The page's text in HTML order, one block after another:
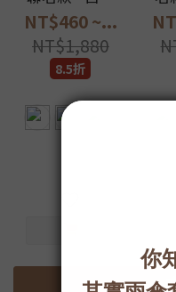
擦髮巾
NT$460 ~...
NT$1,880
8.5折